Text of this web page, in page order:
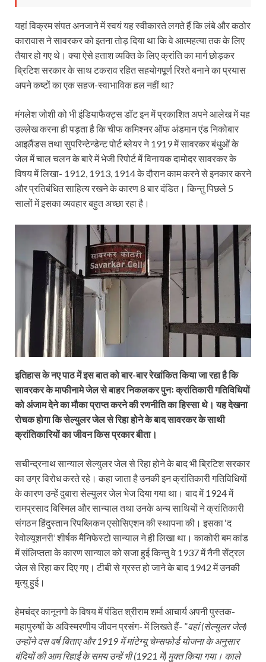
यहां विक्रम संपत अनजाने में स्वयं यह स्वीकारते लगते हैं कि लंबे और कठोर
कारावास ने सावरकर को इतना तोड़ दिया था कि वे आत्महत्या तक के लिए
तैयार हो गए थे। क्या ऐसे हताश व्यक्ति के लिए क्रांति का मार्ग छोड़कर
ब्रिटिश सरकार के साथ टकराव रहित सहयोगपूर्ण रिश्ते बनाने का प्रयास
अपने कष्टों का एक सहज-स्वाभाविक हल नहीं था?
मंगलेश जोशी को भी इंडियाफैक्ट्स डॉट इन में प्रकाशित अपने आलेख में यह
उल्लेख करना ही पड़ता है कि चीफ कमिश्नर ऑफ अंडमान एंड निकोबार
आइलैंडस तथा सुपरिन्टेन्डेन्ट पोर्ट ब्लेयर ने 1919 में सावरकर बंधुओं के
जेल में चाल चलन के बारे में भेजी रिपोर्ट में विनायक दामोदर सावरकर के
विषय में लिखा- 1912, 1913, 1914 के दौरान काम करने से इनकार करने
और प्रतिबंधित साहित्य रखने के कारण 8 बार दंडित। किन्तु पिछले 5
सालों में इसका व्यवहार बहुत अच्छा रहा है।
इतिहास के नए पाठ में इस बात को बार-बार रेखांकित किया जा रहा है कि
सावरकर के माफीनामे जेल से बाहर निकलकर पुनः क्रांतिकारी गतिविधियों
को अंजाम देने का मौका प्राप्त करने की रणनीति का हिस्सा थे। यह देखना
रोचक होगा कि सेल्युलर जेल से रिहा होने के बाद सावरकर के साथी
क्रांतिकारियों का जीवन किस प्रकार बीता।
सचीन्द्रनाथ सान्याल सेल्युलर जेल से रिहा होने के बाद भी ब्रिटिश सरकार
का उग्र विरोध करते रहे। कहा जाता है उनकी इन क्रांतिकारी गतिविधियों
के कारण उन्हें दुबारा सेल्युलर जेल भेज दिया गया था। बाद में 1924 में
रामप्रसाद बिस्मिल और सान्याल तथा उनके अन्य साथियों ने क्रांतिकारी
संगठन हिंदुस्तान रिपब्लिकन एसोसिएशन की स्थापना की। इसका ‘द
रेवोल्यूशनरी’ शीर्षक मैनिफेस्टो सान्याल ने ही लिखा था। काकोरी बम कांड
में संलिप्तता के कारण सान्याल को सजा हुई किन्तु वे 1937 में नैनी सेंट्रल
जेल से रिहा कर दिए गए। टीबी से ग्रस्त हो जाने के बाद 1942 में उनकी
मृत्यु हुई।
हेमचंद्र कानूनगो के विषय में पंडित श्रीराम शर्मा आचार्य अपनी पुस्तक-
महापुरुषों के अविस्मरणीय जीवन प्रसंग- में लिखते हैं- ”वहां (सेल्युलर जेल)
उन्होंने दस वर्ष बिताए और 1919 में मांटेग्यू चेम्सफोर्ड योजना के अनुसार
बंदियों की आम रिहाई के समय उन्हें भी (1921 में) मुक्त किया गया। काले